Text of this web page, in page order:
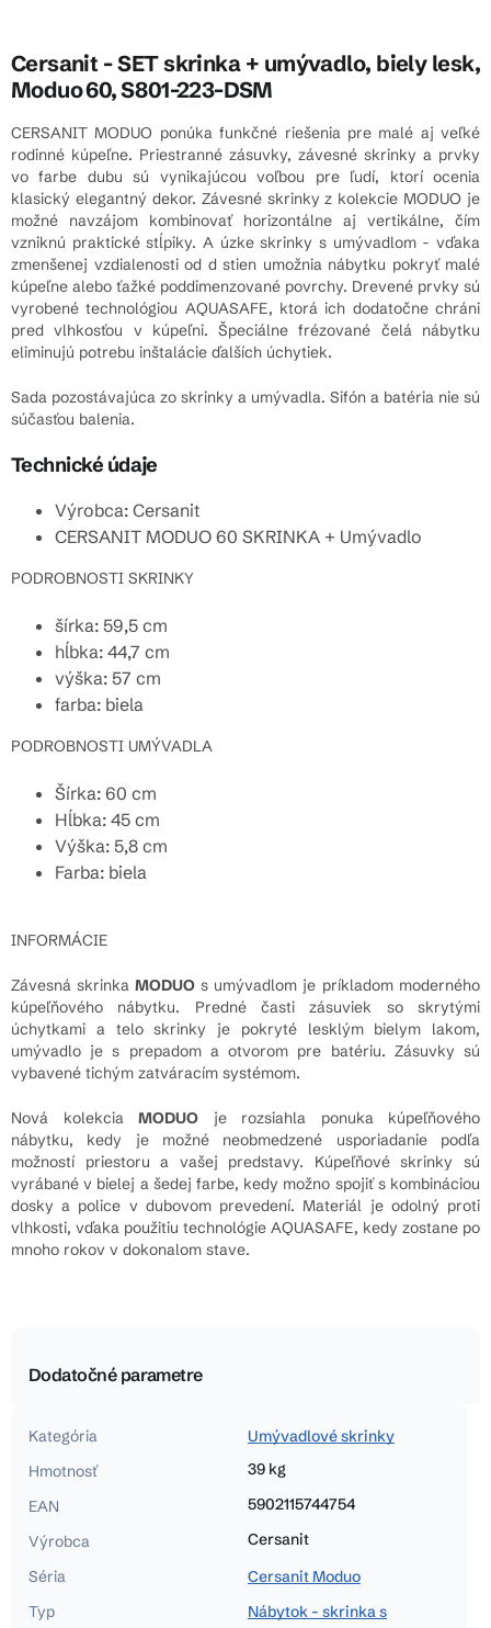
Cersanit - SET skrinka + umývadlo, biely lesk,
Moduo 60, S801-223-DSM
CERSANIT MODUO ponúka funkčné riešenia pre malé aj veľké
rodinné kúpeľne. Priestranné zásuvky, závesné skrinky a prvky
vo farbe dubu sú vynikajúcou voľbou pre ľudí, ktorí ocenia
klasický elegantný dekor. Závesné skrinky z kolekcie MODUO je
možné navzájom kombinovať horizontálne aj vertikálne, čím
vzniknú praktické stĺpiky. A úzke skrinky s umývadlom - vďaka
zmenšenej vzdialenosti od d stien umožnia nábytku pokryť malé
kúpeľne alebo ťažké poddimenzované povrchy. Drevené prvky sú
vyrobené technológiou AQUASAFE, ktorá ich dodatočne chráni
pred vlhkosťou v kúpeľni. Špeciálne frézované čelá nábytku
eliminujú potrebu inštalácie ďalších úchytiek.
Sada pozostávajúca zo skrinky a umývadla. Sifón a batéria nie sú
súčasťou balenia.
Technické údaje
Výrobca: Cersanit
CERSANIT MODUO 60 SKRINKA + Umývadlo
PODROBNOSTI SKRINKY
šírka: 59,5 cm
hĺbka: 44,7 cm
výška: 57 cm
farba: biela
PODROBNOSTI UMÝVADLA
Šírka: 60 cm
Hĺbka: 45 cm
Výška: 5,8 cm
Farba: biela
INFORMÁCIE
Závesná skrinka MODUO s umývadlom je príkladom moderného
kúpeľňového nábytku. Predné časti zásuviek so skrytými
úchytkami a telo skrinky je pokryté lesklým bielym lakom,
umývadlo je s prepadom a otvorom pre batériu. Zásuvky sú
vybavené tichým zatváracím systémom.
Nová kolekcia MODUO
je rozsiahla ponuka kúpeľňového
nábytku, kedy je možné neobmedzené usporiadanie podľa
možností priestoru a vašej predstavy. Kúpeľňové skrinky sú
vyrábané v bielej a šedej farbe, kedy možno spojiť s kombináciou
dosky a police v dubovom prevedení. Materiál je odolný proti
vlhkosti, vďaka použitiu technológie AQUASAFE, kedy zostane po
mnoho rokov v dokonalom stave.
Dodatočné parametre
Kategória
Umývadlové skrinky
Hmotnosť
39 kg
EAN
5902115744754
Výrobca
Cersanit
Séria
Cersanit Moduo
Typ
Nábytok - skrinka s